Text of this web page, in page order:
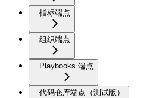
指标端点
组织端点
Playbooks 端点
代码仓库端点（测试版）